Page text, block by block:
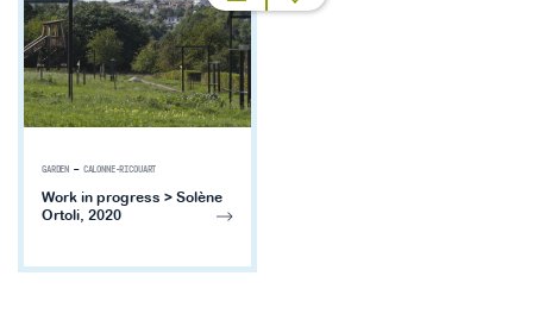
GARDEN — CALONNE-RICOUART
Work in progress > Solène
Ortoli, 2020